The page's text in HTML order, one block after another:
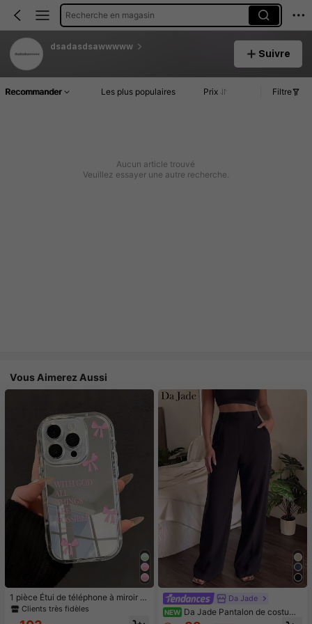
Recherche en magasin
dsadasdsawwwww
Suivre
Recommander Les plus populaires Prix Filtre
Aucun article trouvé
Veuillez essayer une autre recherche.
Vous Aimerez Aussi
1 pièce Étui de téléphone à miroir ro
se minimaliste, style fille avec motif
Clients très fidèles
Da Jade
NEW Da Jade Pantalon de costume
élégant pour femme multicolore à t